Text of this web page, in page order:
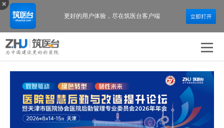
更好的用户体验， 尽在筑医台客户端